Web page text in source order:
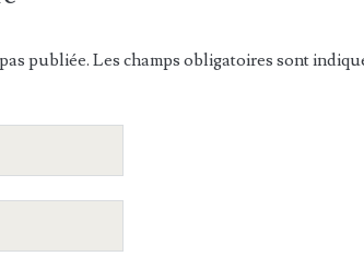
publiée. Les champs obligatoires sont